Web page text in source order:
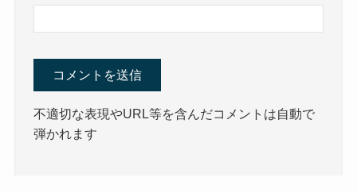
不適切な表現やURL等を含んだコメントは自動で
弾かれます